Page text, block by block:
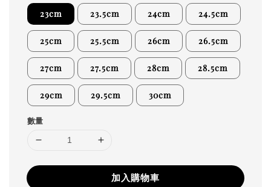
23cm 23.5cm 24cm 24.5cm
25cm 25.5cm 26cm 26.5cm
27cm 27.5cm 28cm 28.5cm
29cm 29.5cm 30cm
數量
加入購物車